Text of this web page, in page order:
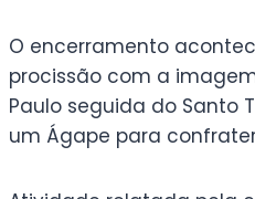
O encerramento
procissão com a
Paulo seguida do Santo
um Ágape para